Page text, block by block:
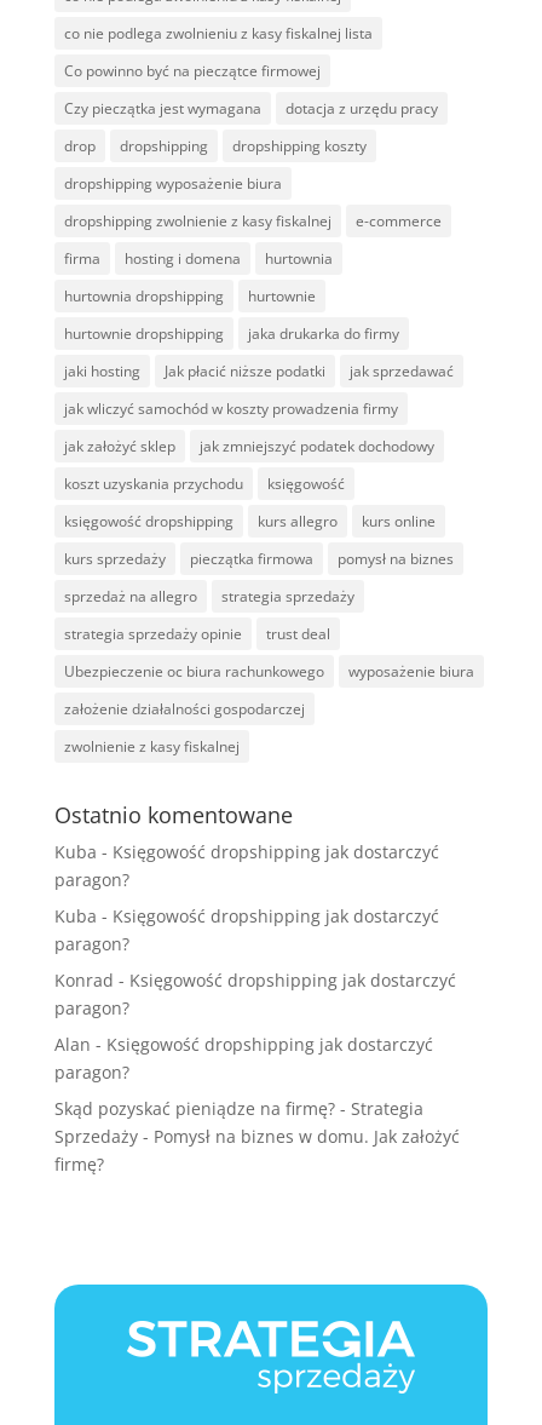
co nie podlega zwolnieniu z kasy fiskalnej lista
Co powinno być na pieczątce firmowej
Czy pieczątka jest wymagana
dotacja z urzędu pracy
drop
dropshipping
dropshipping koszty
dropshipping wyposażenie biura
dropshipping zwolnienie z kasy fiskalnej
e-commerce
firma
hosting i domena
hurtownia
hurtownia dropshipping
hurtownie
hurtownie dropshipping
jaka drukarka do firmy
jaki hosting
Jak płacić niższe podatki
jak sprzedawać
jak wliczyć samochód w koszty prowadzenia firmy
jak założyć sklep
jak zmniejszyć podatek dochodowy
koszt uzyskania przychodu
księgowość
księgowość dropshipping
kurs allegro
kurs online
kurs sprzedaży
pieczątka firmowa
pomysł na biznes
sprzedaż na allegro
strategia sprzedaży
strategia sprzedaży opinie
trust deal
Ubezpieczenie oc biura rachunkowego
wyposażenie biura
założenie działalności gospodarczej
zwolnienie z kasy fiskalnej
Ostatnio komentowane
Kuba - Księgowość dropshipping jak dostarczyć
paragon?
Kuba - Księgowość dropshipping jak dostarczyć
paragon?
Konrad - Księgowość dropshipping jak dostarczyć
paragon?
Alan - Księgowość dropshipping jak dostarczyć
paragon?
Skąd pozyskać pieniądze na firmę? - Strategia
Sprzedaży- Pomysł na biznes w domu. Jak założyć
firmę?